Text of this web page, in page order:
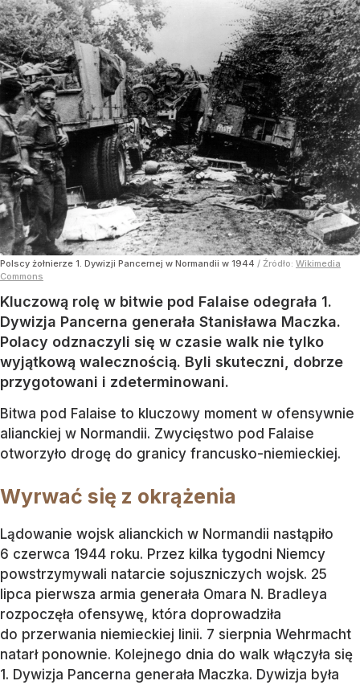
Polscy żołnierze 1. Dywizji Pancernej w Normandii w 1944 / Źródło: Wikimedia
Commons
Kluczową rolę w bitwie pod Falaise odegrała 1.
Dywizja Pancerna generała Stanisława Maczka.
Polacy odznaczyli się w czasie walk nie tylko
wyjątkową walecznością. Byli skuteczni, dobrze
przygotowani i zdeterminowani.
Bitwa pod Falaise to kluczowy moment w ofensywnie
alianckiej w Normandii. Zwycięstwo pod Falaise
otworzyło drogę do granicy francusko-niemieckiej.
Wyrwać się z okrążenia
Lądowanie wojsk alianckich w Normandii nastąpiło
6 czerwca 1944 roku. Przez kilka tygodni Niemcy
powstrzymywali natarcie sojuszniczych wojsk. 25
lipca pierwsza armia generała Omara N. Bradleya
rozpoczęła ofensywę, która doprowadziła
do przerwania niemieckiej linii. 7 sierpnia Wehrmacht
natarł ponownie. Kolejnego dnia do walk włączyła się
1. Dywizja Pancerna generała Maczka. Dywizja była